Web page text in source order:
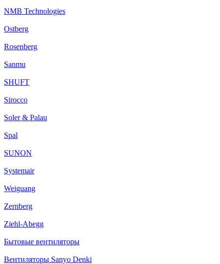
NMB Technologies
Ostberg
Rosenberg
Sanmu
SHUFT
Sirocco
Soler & Palau
Spal
SUNON
Systemair
Weiguang
Zernberg
Ziehl-Abegg
Бытовые вентиляторы
Вентиляторы Sanyo Denki